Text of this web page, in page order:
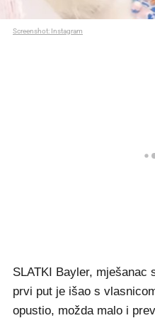
Screenshot: Instagram
SLATKI Bayler, mješanac
prvi put je išao s
opustio, možda malo i